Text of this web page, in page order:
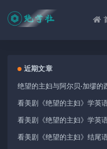
近期文章
绝望的主妇与阿尔贝·加缪的
看美剧《绝望的主妇》学英
看美剧《绝望的主妇》学英
看美剧《绝望的主妇》结尾